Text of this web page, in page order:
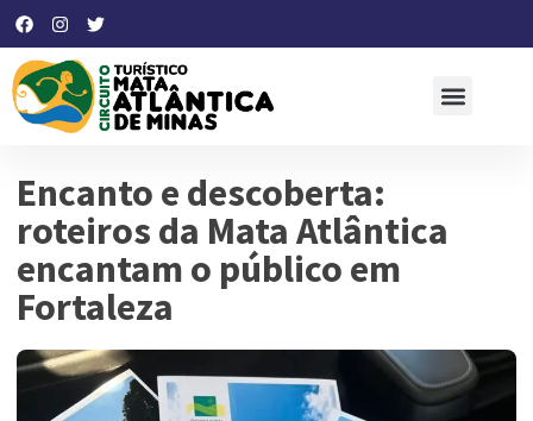
Encanto e descoberta:
roteiros da Mata Atlântica
encantam o público em
Fortaleza